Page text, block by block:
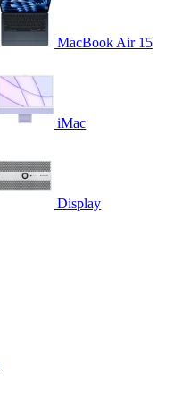
MacBook Air 15
iMac
Display